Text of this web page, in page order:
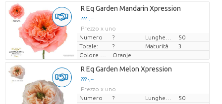
R Eq Garden Mandarin Xpression
??? -,--
Prezzo x uno
Numero
?
50
Totale:
? Maturità
3
Oranje
R Eq Garden Melon Xpression
??? -,--
Prezzo x uno
Numero
?
50